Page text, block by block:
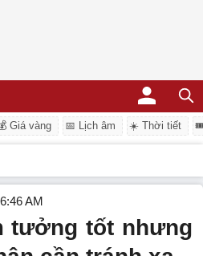
Giá vàng 📅 Lịch âm ☀️ Thời tiết
AM
tưởng tốt nhưng